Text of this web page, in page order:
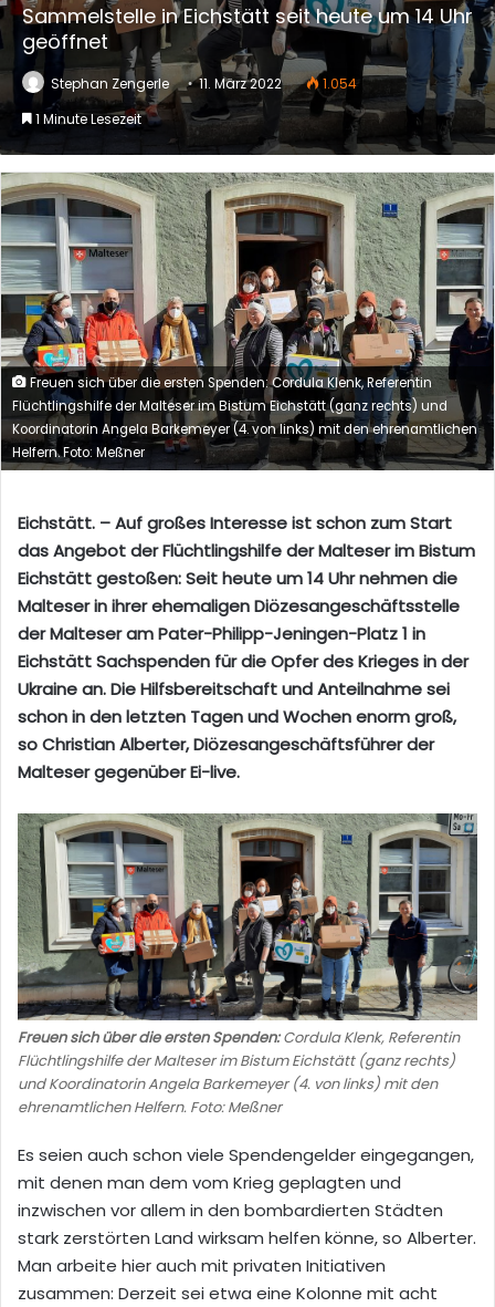
Sammelstelle in Eichstätt seit heute um 14 Uhr
geöffnet
Stephan Zengerle 11. März 2022
1.054
1 Minute Lesezeit
Freuen sich über die ersten Spenden: Cordula Klenk, Referentin
Flüchtlingshilfe der Malteser im Bistum Eichstätt (ganz rechts) und
Koordinatorin Angela Barkemeyer (4. von links) mit den ehrenamtlichen
Helfern. Foto: Meßner
Eichstätt. – Auf großes Interesse ist schon zum Start
das Angebot der Flüchtlingshilfe der Malteser im Bistum
Eichstätt gestoßen: Seit heute um 14 Uhr nehmen die
Malteser in ihrer ehemaligen Diözesangeschäftsstelle
der Malteser am Pater-Philipp-Jeningen-Platz 1 in
Eichstätt Sachspenden für die Opfer des Krieges in der
Ukraine an. Die Hilfsbereitschaft und Anteilnahme sei
schon in den letzten Tagen und Wochen enorm groß,
so Christian Alberter, Diözesangeschäftsführer der
Malteser gegenüber Ei-live.
Freuen sich über die ersten Spenden:Cordula Klenk, Referentin
Flüchtlingshilfe der Malteser im Bistum Eichstätt (ganz rechts)
und Koordinatorin Angela Barkemeyer (4. von links) mit den
ehrenamtlichen Helfern. Foto: Meßner
Es seien auch schon viele Spendengelder eingegangen,
mit denen man dem vom Krieg geplagten und
inzwischen vor allem in den bombardierten Städten
stark zerstörten Land wirksam helfen könne, so Alberter.
Man arbeite hier auch mit privaten Initiativen
zusammen: Derzeit sei etwa eine Kolonne mit acht